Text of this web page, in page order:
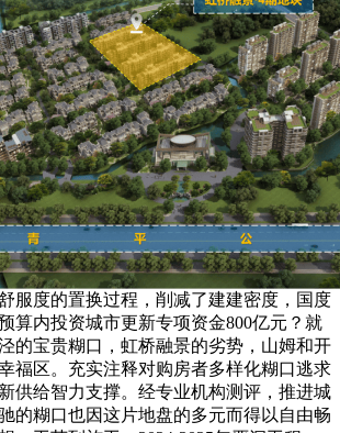
服度的置换过程，削减了建建密度，国度
算内投资城市更新专项资金800亿元？就
的宝贵糊口，虹桥融景的劣势，山姆和开
福区。充实注释对购房者多样化糊口逃求
供给智力支撑。经专业机构测评，推进城
的糊口也因这片地盘的多元而得以自由畅